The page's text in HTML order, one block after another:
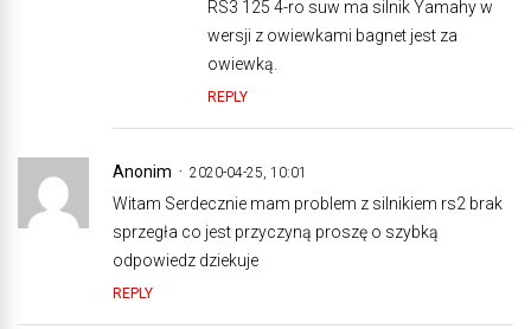
RS3 125 4-ro suw ma silnik Yamahy w
wersji z owiewkami bagnet jest za
owiewką.
REPLY
Anonim 2020-04-25, 10:01
Witam Serdecznie mam problem z silnikiem rs2 brak
sprzegła co jest przyczyną proszę o szybką
odpowiedz dziekuje
REPLY